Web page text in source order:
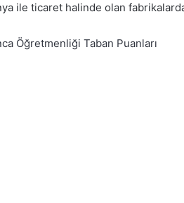
ile ticaret halinde olan fabrikalarda
Öğretmenliği Taban Puanları